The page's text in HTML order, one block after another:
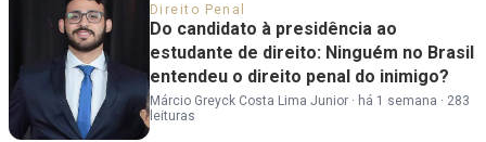
Direito Penal
Do candidato à presidência ao
estudante de direito: Ninguém no Brasil
entendeu o direito penal do inimigo?
Márcio Greyck Costa Lima Junior · há 1 semana · 283
leituras